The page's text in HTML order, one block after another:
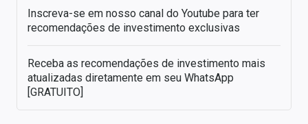
Inscreva-se em nosso canal do Youtube para ter
recomendações de investimento exclusivas
Receba as recomendações de investimento mais
atualizadas diretamente em seu WhatsApp
[GRATUITO]